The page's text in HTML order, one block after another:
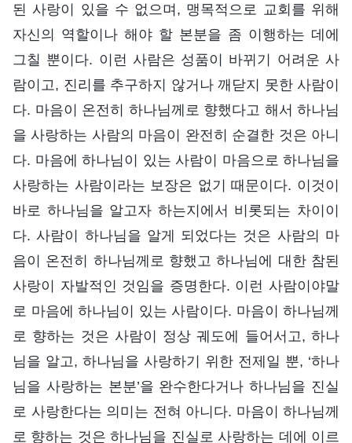
된 사랑이 있을 수 없으며, 맹목적으로 교회를 위해
자신의 역할이나 해야 할 본분을 좀 이행하는 데에
그칠 뿐이다. 이런 사람은 성품이 바뀌기 어려운 사
람이고, 진리를 추구하지 않거나 깨닫지 못한 사람이
다. 마음이 온전히 하나님께로 향했다고 해서 하나님
을 사랑하는 사람의 마음이 완전히 순결한 것은 아니
다. 마음에 하나님이 있는 사람이 마음으로 하나님을
사랑하는 사람이라는 보장은 없기 때문이다. 이것이
바로 하나님을 알고자 하는지에서 비롯되는 차이이
다. 사람이 하나님을 알게 되었다는 것은 사람의 마
음이 온전히 하나님께로 향했고 하나님에 대한 참된
사랑이 자발적인 것임을 증명한다. 이런 사람이야말
로 마음에 하나님이 있는 사람이다. 마음이 하나님께
로 향하는 것은 사람이 정상 궤도에 들어서고, 하나
님을 알고, 하나님을 사랑하기 위한 전제일 뿐, ‘하나
님을 사랑하는 본분’을 완수한다거나 하나님을 진실
로 사랑한다는 의미는 전혀 아니다. 마음이 하나님께
로 향하는 것은 하나님을 진실로 사랑하는 데에 이르